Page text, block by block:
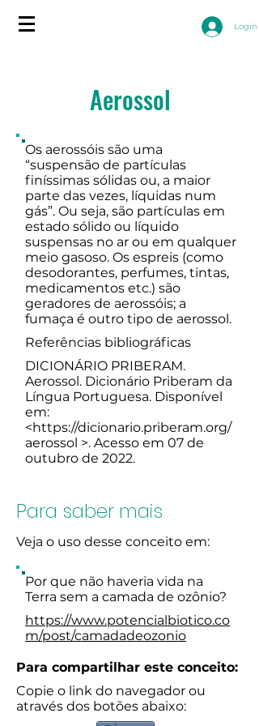
Login
Aerossol
Os aerossóis são uma
“suspensão de partículas
finíssimas sólidas ou, a maior
parte das vezes, líquidas num
gás”. Ou seja, são partículas em
estado sólido ou líquido
suspensas no ar ou em qualquer
meio gasoso. Os espreis (como
desodorantes, perfumes, tintas,
medicamentos etc.) são
geradores de aerossóis; a
fumaça é outro tipo de aerossol.
Referências bibliográficas
DICIONÁRIO PRIBERAM.
Aerossol. Dicionário Priberam da
Língua Portuguesa. Disponível
em:
<https://dicionario.priberam.org/
aerossol >. Acesso em 07 de
outubro de 2022.
Para saber mais
Veja o uso desse conceito em:
Por que não haveria vida na
Terra sem a camada de ozônio?
https://www.potencialbiotico.co
m/post/camadadeozonio
Para compartilhar este conceito:
Copie o link do navegador ou
através dos botões abaixo: